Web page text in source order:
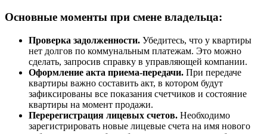
Основные моменты при смене владельца:
Проверка задолженности. Убедитесь, что у квартиры
нет долгов по коммунальным платежам. Это можно
сделать, запросив справку в управляющей компании.
Оформление акта приема-передачи. При передаче
квартиры важно составить акт, в котором будут
зафиксированы все показания счетчиков и состояние
квартиры на момент продажи.
Перерегистрация лицевых счетов. Необходимо
зарегистрировать новые лицевые счета на имя нового